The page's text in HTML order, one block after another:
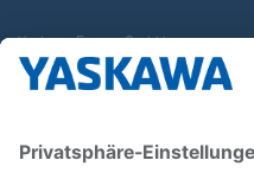
Yaskawa Europe GmbH
Karriere
Newsletter